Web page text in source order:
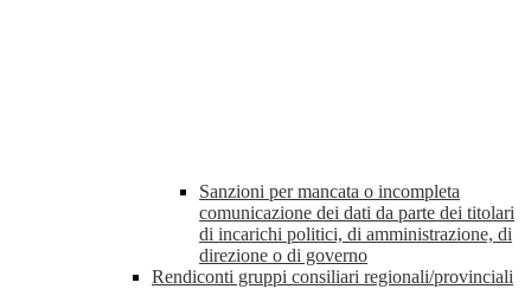
Sanzioni per mancata o incompleta
comunicazione dei dati da parte dei titolari
di incarichi politici, di amministrazione, di
direzione o di governo
Rendiconti gruppi consiliari regionali/provinciali